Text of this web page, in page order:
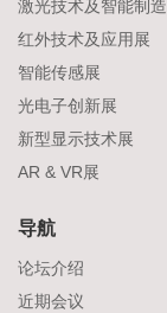
激光技术及智能制造
红外技术及应用展
智能传感展
光电子创新展
新型显示技术展
AR & VR展
导航
论坛介绍
近期会议